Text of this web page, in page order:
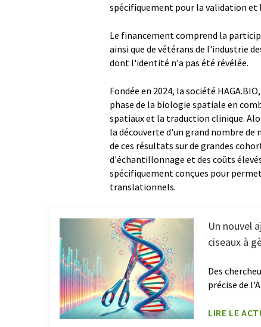
spécifiquement pour la validation
Le financement comprend la
ainsi que de vétérans de l'industrie
dont l'identité n'a pas été révélée.
Fondée en 2024, la société
phase de la biologie spatiale en
spatiaux et la traduction clinique.
la découverte d'un grand nombre de
de ces résultats sur de grandes
d'échantillonnage et des coûts
spécifiquement conçues pour
translationnels.
Un nouvel
ciseaux à
Des
précise de
LIRE LE